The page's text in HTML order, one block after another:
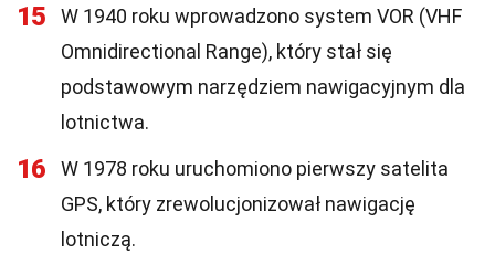
15
W 1940 roku wprowadzono system VOR (VHF
Omnidirectional Range), który stał się
podstawowym narzędziem nawigacyjnym dla
lotnictwa.
16
W 1978 roku uruchomiono pierwszy satelita
GPS, który zrewolucjonizował nawigację
lotniczą.